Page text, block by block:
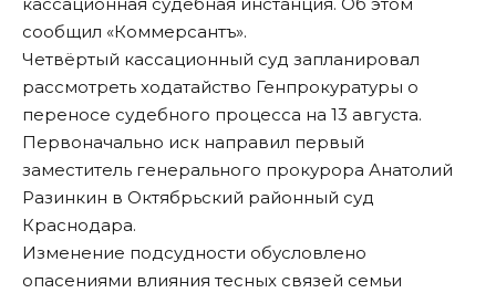
сообщил «Коммерсантъ».
Четвёртый кассационный суд запланировал
рассмотреть ходатайство Генпрокуратуры о
переносе судебного процесса на 13 августа.
Первоначально иск направил первый
заместитель генерального прокурора Анатолий
Разинкин в Октябрьский районный суд
Краснодара.
Изменение подсудности обусловлено
опасениями влияния тесных связей семьи